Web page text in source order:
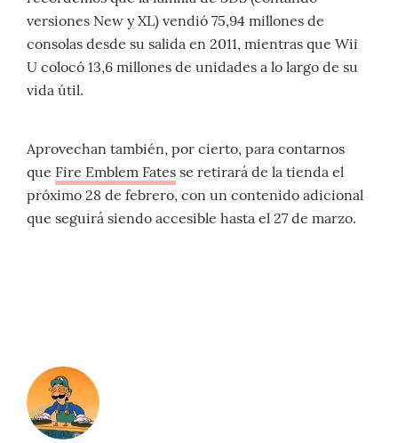
versiones New y XL) vendió 75,94 millones de
consolas desde su salida en 2011, mientras que Wii
U colocó 13,6 millones de unidades a lo largo de su
vida útil.
Aprovechan también, por cierto, para contarnos
que Fire Emblem Fates se retirará de la tienda el
próximo 28 de febrero, con un contenido adicional
que seguirá siendo accesible hasta el 27 de marzo.